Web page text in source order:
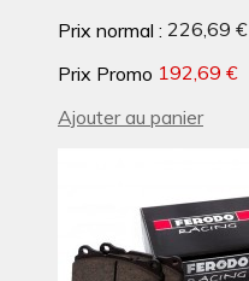
Prix normal : 226,69 €
Prix Promo 192,69 €
Ajouter au panier